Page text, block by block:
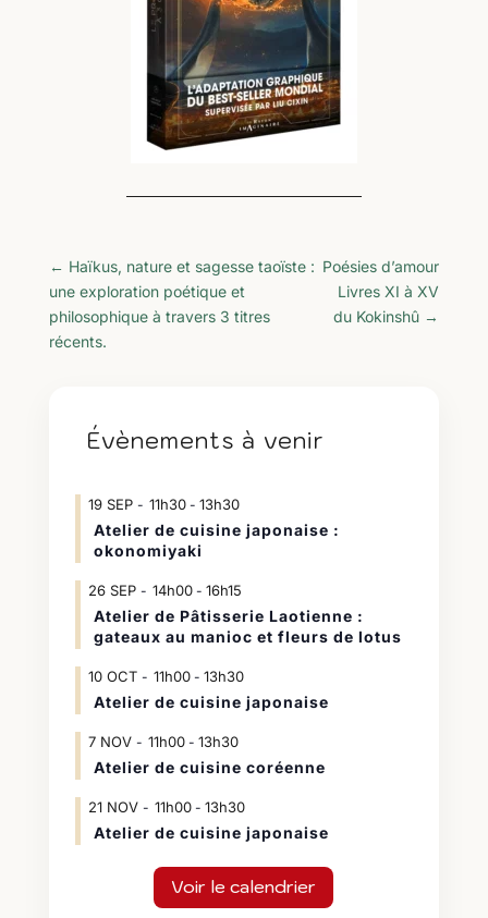
← Haïkus, nature et sagesse taoïste :
une exploration poétique et
philosophique à travers 3 titres
récents.
Poésies d’amour
Livres XI à XV
du Kokinshû →
Évènements à venir
19 SEP 11h30- 13h30
Atelier de cuisine japonaise :
okonomiyaki
26 SEP 14h00- 16h15
Atelier de Pâtisserie Laotienne :
gateaux au manioc et fleurs de lotus
10 OCT 11h00- 13h30
Atelier de cuisine japonaise
7 NOV 11h00- 13h30
Atelier de cuisine coréenne
21 NOV 11h00- 13h30
Atelier de cuisine japonaise
Voir le calendrier